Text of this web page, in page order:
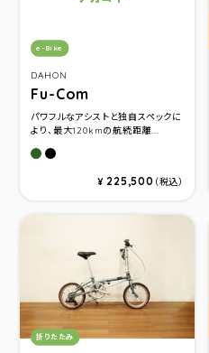
DAHON
Fu-Com
カテゴリ：
e-Bike
パワフルなアシストと独自スペックに
より、最大120kmの航続距離...
カーキ
マットブラック
¥ 225,500 （税込）
カテゴリ：
折りたたみ